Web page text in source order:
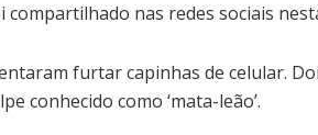
compartilhado nas redes sociais
furtar capinhas de celular.
conhecido como ‘mata-leão’.